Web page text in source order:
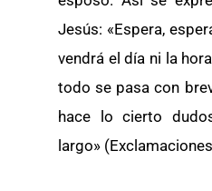
Jesús: «Espera,
vendrá el día ni la
todo se pasa con
hace lo cierto
largo»